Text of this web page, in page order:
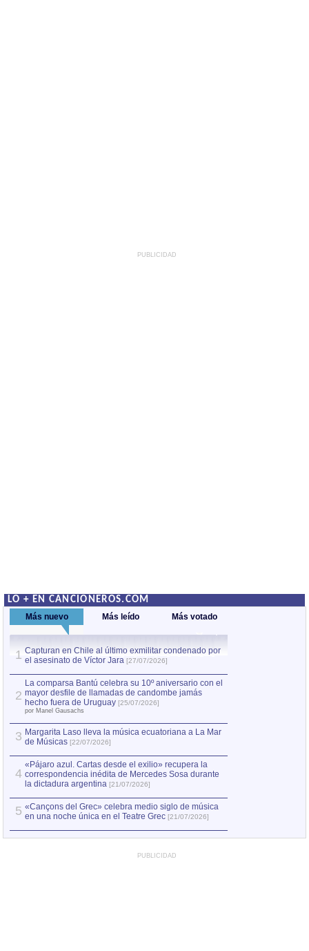
PUBLICIDAD
LO + EN CANCIONEROS.COM
Más nuevo Más leído Más votado
1 Capturan en Chile al último exmilitar condenado por
el asesinato de Víctor Jara [27/07/2026]
2
La comparsa Bantú celebra su 10º aniversario con el
mayor desfile de llamadas de candombe jamás
hecho fuera de Uruguay [25/07/2026]
por Manel Gausachs
3 Margarita Laso lleva la música ecuatoriana a La Mar
de Músicas [22/07/2026]
4
«Pájaro azul. Cartas desde el exilio» recupera la
correspondencia inédita de Mercedes Sosa durante
la dictadura argentina [21/07/2026]
5 «Cançons del Grec» celebra medio siglo de música
en una noche única en el Teatre Grec [21/07/2026]
PUBLICIDAD